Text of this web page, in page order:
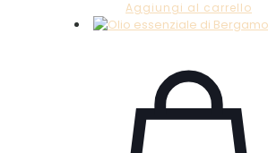
Aggiungi al carrello